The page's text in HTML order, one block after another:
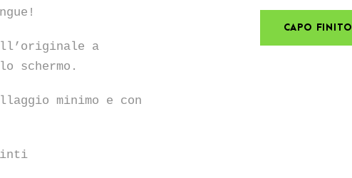
a
schermo.
minimo e con
CAPO FINITO